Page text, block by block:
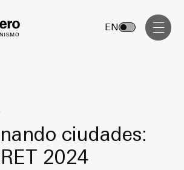
de Obra
EN
ciudades:
2024